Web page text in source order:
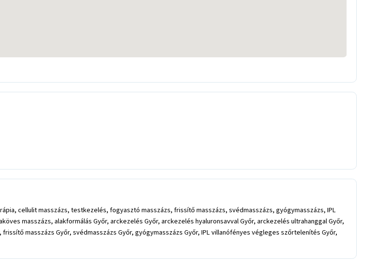
cellulit masszázs, testkezelés, fogyasztó masszázs, frissítő masszázs, svédmasszázs, gyógymasszázs, IPL
masszázs, alakformálás Győr, arckezelés Győr, arckezelés hyaluronsavval Győr, arckezelés ultrahanggal Győr,
masszázs Győr, svédmasszázs Győr, gyógymasszázs Győr, IPL villanófényes végleges szőrtelenítés Győr,